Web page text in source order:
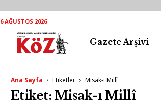
6 AĞUSTOS 2026
Gazete Arşivi
Ana Sayfa Etiketler Misak-ı Millî
Etiket: Misak-ı Millî